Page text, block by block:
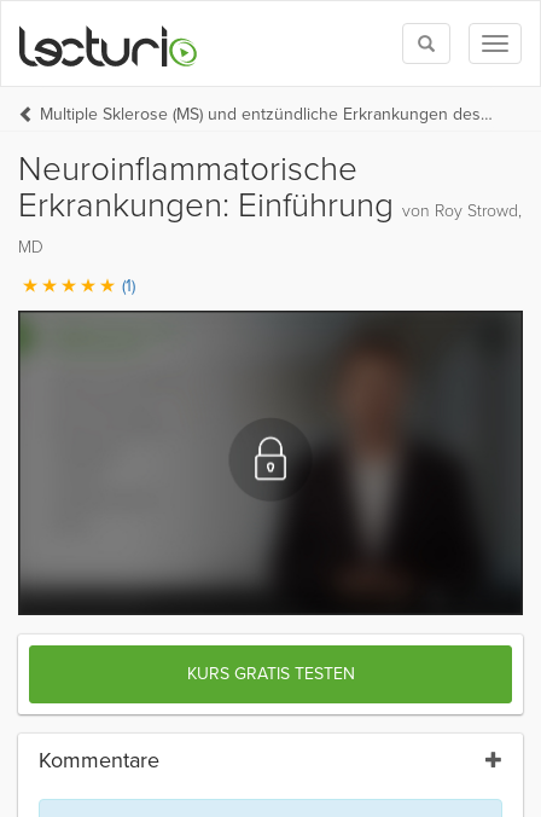
Toggle
search
Multiple Sklerose (MS) und entzündliche Erkrankungen des ZNS
Neuroinflammatorische
Erkrankungen: Einführung von Roy Strowd,
MD
(1)
KURS GRATIS TESTEN
Kommentare